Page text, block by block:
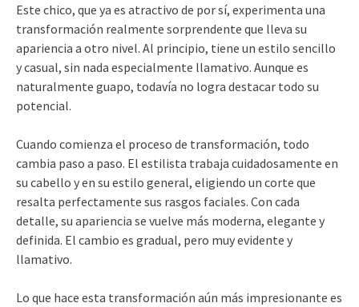
Este chico, que ya es atractivo de por sí, experimenta una
transformación realmente sorprendente que lleva su
apariencia a otro nivel. Al principio, tiene un estilo sencillo
y casual, sin nada especialmente llamativo. Aunque es
naturalmente guapo, todavía no logra destacar todo su
potencial.
Cuando comienza el proceso de transformación, todo
cambia paso a paso. El estilista trabaja cuidadosamente en
su cabello y en su estilo general, eligiendo un corte que
resalta perfectamente sus rasgos faciales. Con cada
detalle, su apariencia se vuelve más moderna, elegante y
definida. El cambio es gradual, pero muy evidente y
llamativo.
Lo que hace esta transformación aún más impresionante es